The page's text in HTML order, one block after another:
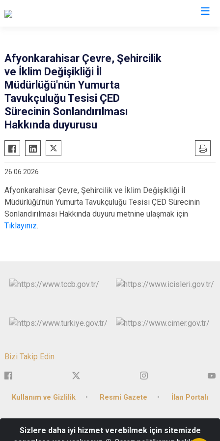
Afyonkarahisar Çevre, Şehircilik
ve İklim Değişikliği İl
Müdürlüğü'nün Yumurta
Tavukçuluğu Tesisi ÇED
Sürecinin Sonlandırılması
Hakkında duyurusu
26.06.2026
Afyonkarahisar Çevre, Şehircilik ve İklim Değişikliği İl
Müdürlüğü'nün Yumurta Tavukçuluğu Tesisi ÇED Sürecinin
Sonlandırılması Hakkında duyuru metnine ulaşmak için
Tıklayınız.
Bizi Takip Edin
Kullanım ve Gizlilik Resmi Gazete İlan Portalı
Afyonkarahisar - Kep Adresi : icisleribakanligi@hs01.kep.tr
Sizlere daha iyi hizmet verebilmek için sitemizde